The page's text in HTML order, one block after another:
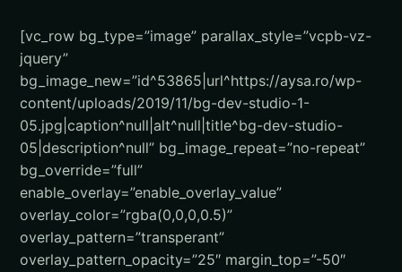
[vc_row bg_type=”image” parallax_style=”vcpb-vz-
jquery”
bg_image_new=”id^53865|url^https://aysa.ro/wp-
content/uploads/2019/11/bg-dev-studio-1-
05.jpg|caption^null|alt^null|title^bg-dev-studio-
05|description^null” bg_image_repeat=”no-repeat”
bg_override=”full”
enable_overlay=”enable_overlay_value”
overlay_color=”rgba(0,0,0,0.5)”
overlay_pattern=”transperant”
overlay_pattern_opacity=”25″ margin_top=”-50″